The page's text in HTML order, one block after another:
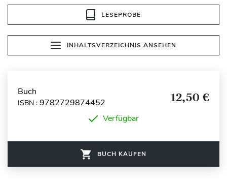
LESEPROBE
INHALTSVERZEICHNIS ANSEHEN
Buch
ISBN : 9782729874452 12,50 €
Verfügbar
BUCH KAUFEN